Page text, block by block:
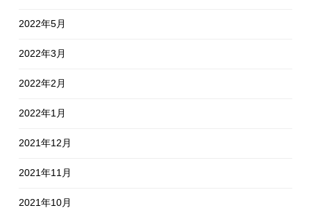
2022年5月
2022年3月
2022年2月
2022年1月
2021年12月
2021年11月
2021年10月